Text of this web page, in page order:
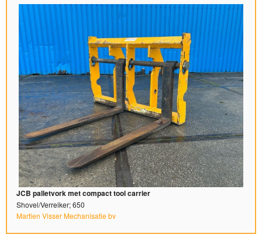
JCB palletvork met compact tool carrier
Shovel/Verreiker; 650
Martien Visser Mechanisatie bv